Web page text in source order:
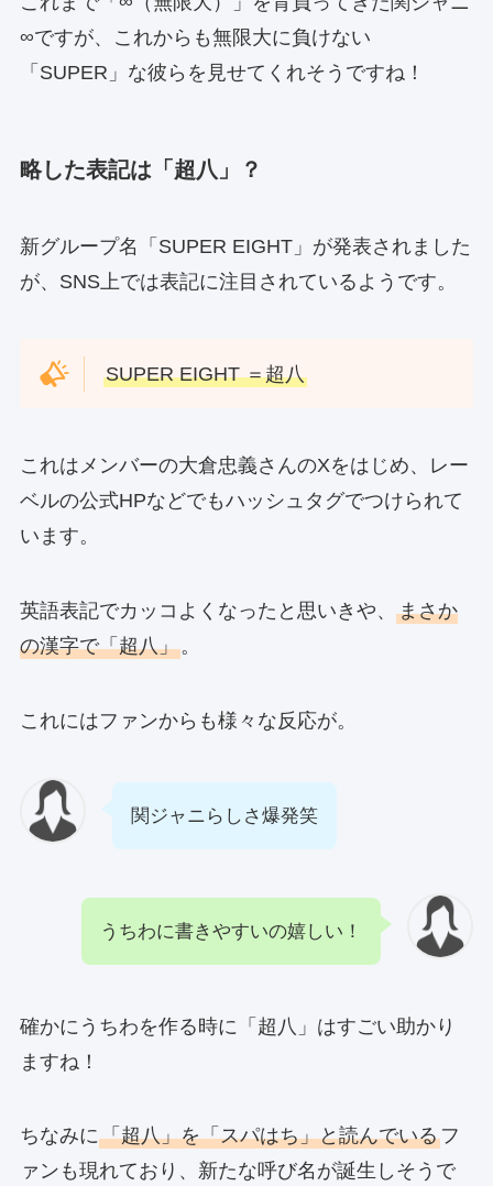
∞ですが、これからも無限大に負けない
「SUPER」な彼らを見せてくれそうですね！
略した表記は「超八」？
新グループ名「SUPER EIGHT」が発表されました
が、SNS上では表記に注目されているようです。
SUPER EIGHT ＝超八
これはメンバーの大倉忠義さんのXをはじめ、レー
ベルの公式HPなどでもハッシュタグでつけられて
います。
英語表記でカッコよくなったと思いきや、 まさか
の漢字で「超八」。
これにはファンからも様々な反応が。
関ジャニらしさ爆発笑
うちわに書きやすいの嬉しい！
確かにうちわを作る時に「超八」はすごい助かり
ますね！
ちなみに「超八」を「スパはち」と読んでいるフ
ァンも現れており、新たな呼び名が誕生しそうで